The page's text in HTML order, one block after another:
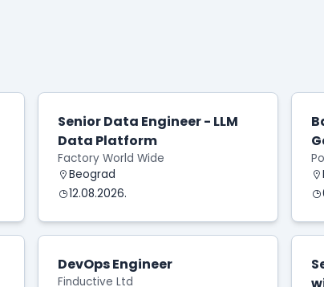
Senior Data Engineer - LLM
Data Platform
Factory World Wide
Beograd
12.08.2026.
DevOps Engineer
Finductive Ltd